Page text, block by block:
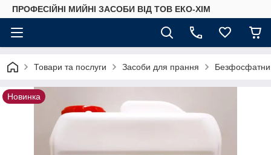
ПРОФЕСІЙНІ МИЙНІ ЗАСОБИ ВІД ТОВ ЕКО-ХІМ
Товари та послуги Засоби для прання
Новинка